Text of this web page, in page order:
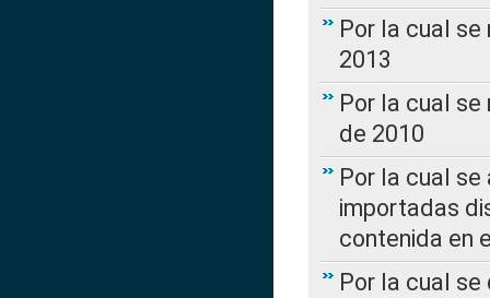
Por la cual se
2013
Por la cual se
de 2010
Por la cual
importadas
contenida en
Por la cual se